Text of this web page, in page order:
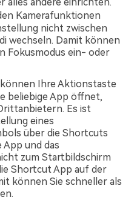
Kamerafunktionen
nicht zwischen
wechseln. Damit können
Fokusmodus ein- oder
Ihre Aktionstaste
beliebige App öffnet,
Es ist
eines
über die Shortcuts
App und das
zum Startbildschirm
Shortcut App auf der
können Sie schneller als